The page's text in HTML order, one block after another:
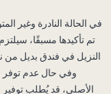
في الحالة النادرة وغير
تم تأكيدها مسبقًا،
النزيل في فندق بديل من
وفي حال عدم
الأصلي، قد يُطلب توفير